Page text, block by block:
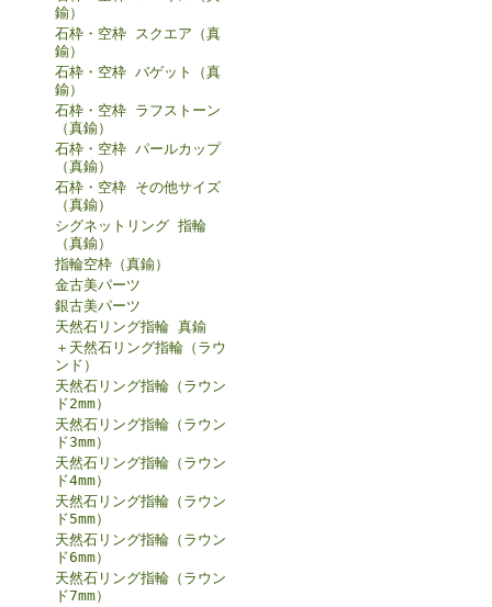
鍮）
石枠・空枠 スクエア（真
鍮）
石枠・空枠 バゲット（真
鍮）
石枠・空枠 ラフストーン
（真鍮）
石枠・空枠 パールカップ
（真鍮）
石枠・空枠 その他サイズ
（真鍮）
シグネットリング 指輪
（真鍮）
指輪空枠（真鍮）
金古美パーツ
銀古美パーツ
天然石リング指輪 真鍮
＋天然石リング指輪（ラウ
ンド）
天然石リング指輪（ラウン
ド2mm）
天然石リング指輪（ラウン
ド3mm）
天然石リング指輪（ラウン
ド4mm）
天然石リング指輪（ラウン
ド5mm）
天然石リング指輪（ラウン
ド6mm）
天然石リング指輪（ラウン
ド7mm）